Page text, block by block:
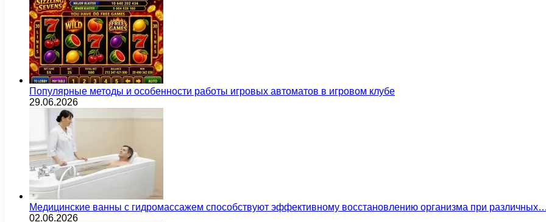
Популярные методы и особенности работы игровых автоматов в игровом клубе
29.06.2026
Медицинские ванны с гидромассажем способствуют эффективному восстановлению организма при
02.06.2026